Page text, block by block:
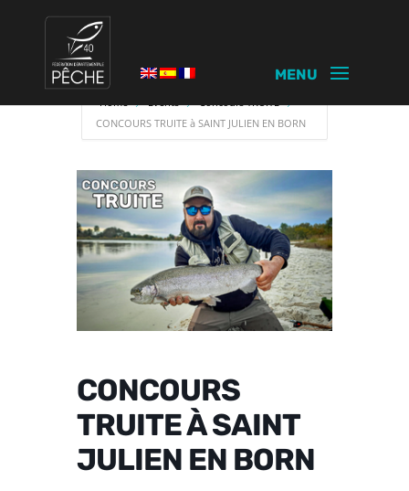
Home Events
Concours TRUITE
CONCOURS TRUITE à SAINT JULIEN EN BORN
CONCOURS
TRUITE À SAINT
JULIEN EN BORN